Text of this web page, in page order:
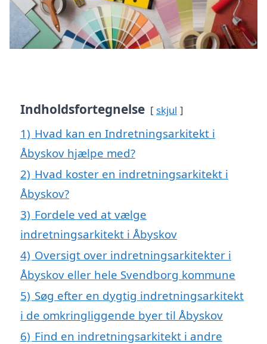
Indholdsfortegnelse skjul
1) Hvad kan en Indretningsarkitekt i
Åbyskov hjælpe med?
2) Hvad koster en indretningsarkitekt i
Åbyskov?
3) Fordele ved at vælge
indretningsarkitekt i Åbyskov
4) Oversigt over indretningsarkitekter i
Åbyskov eller hele Svendborg kommune
5) Søg efter en dygtig indretningsarkitekt
i de omkringliggende byer til Åbyskov
6) Find en indretningsarkitekt i andre